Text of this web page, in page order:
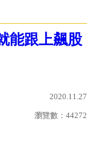
能跟上飆股
2020.11.27
瀏覽數： 44272